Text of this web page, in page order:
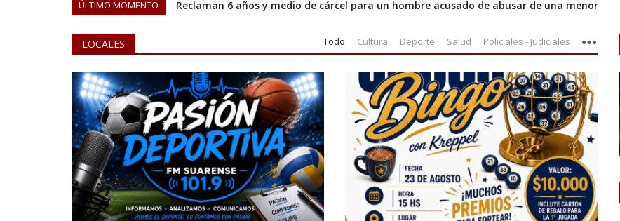
ÚLTIMO MOMENTO
Reclaman 6 años y medio de cárcel para un hombre acusado de abusar de una menor
Senado: el Gobierno aprobó la ley de propiedad privada, pero tuvo que quitar otro capítulo
LOCALES Todo Cultura Deporte Salud Policiales - Judiciales